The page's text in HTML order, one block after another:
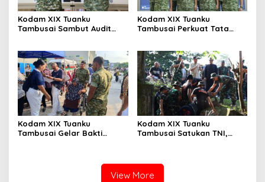
Kodam XIX Tuanku
Tambusai Sambut Audit
Kunci
Kodam XIX Tuanku
Tambusai Perkuat Tata
Penatausahaan Sesi II TA
2026
Kodam XIX Tuanku
Tambusai Gelar Bakti
Kodam XIX Tuanku
Tambusai Satukan TNI,
View More